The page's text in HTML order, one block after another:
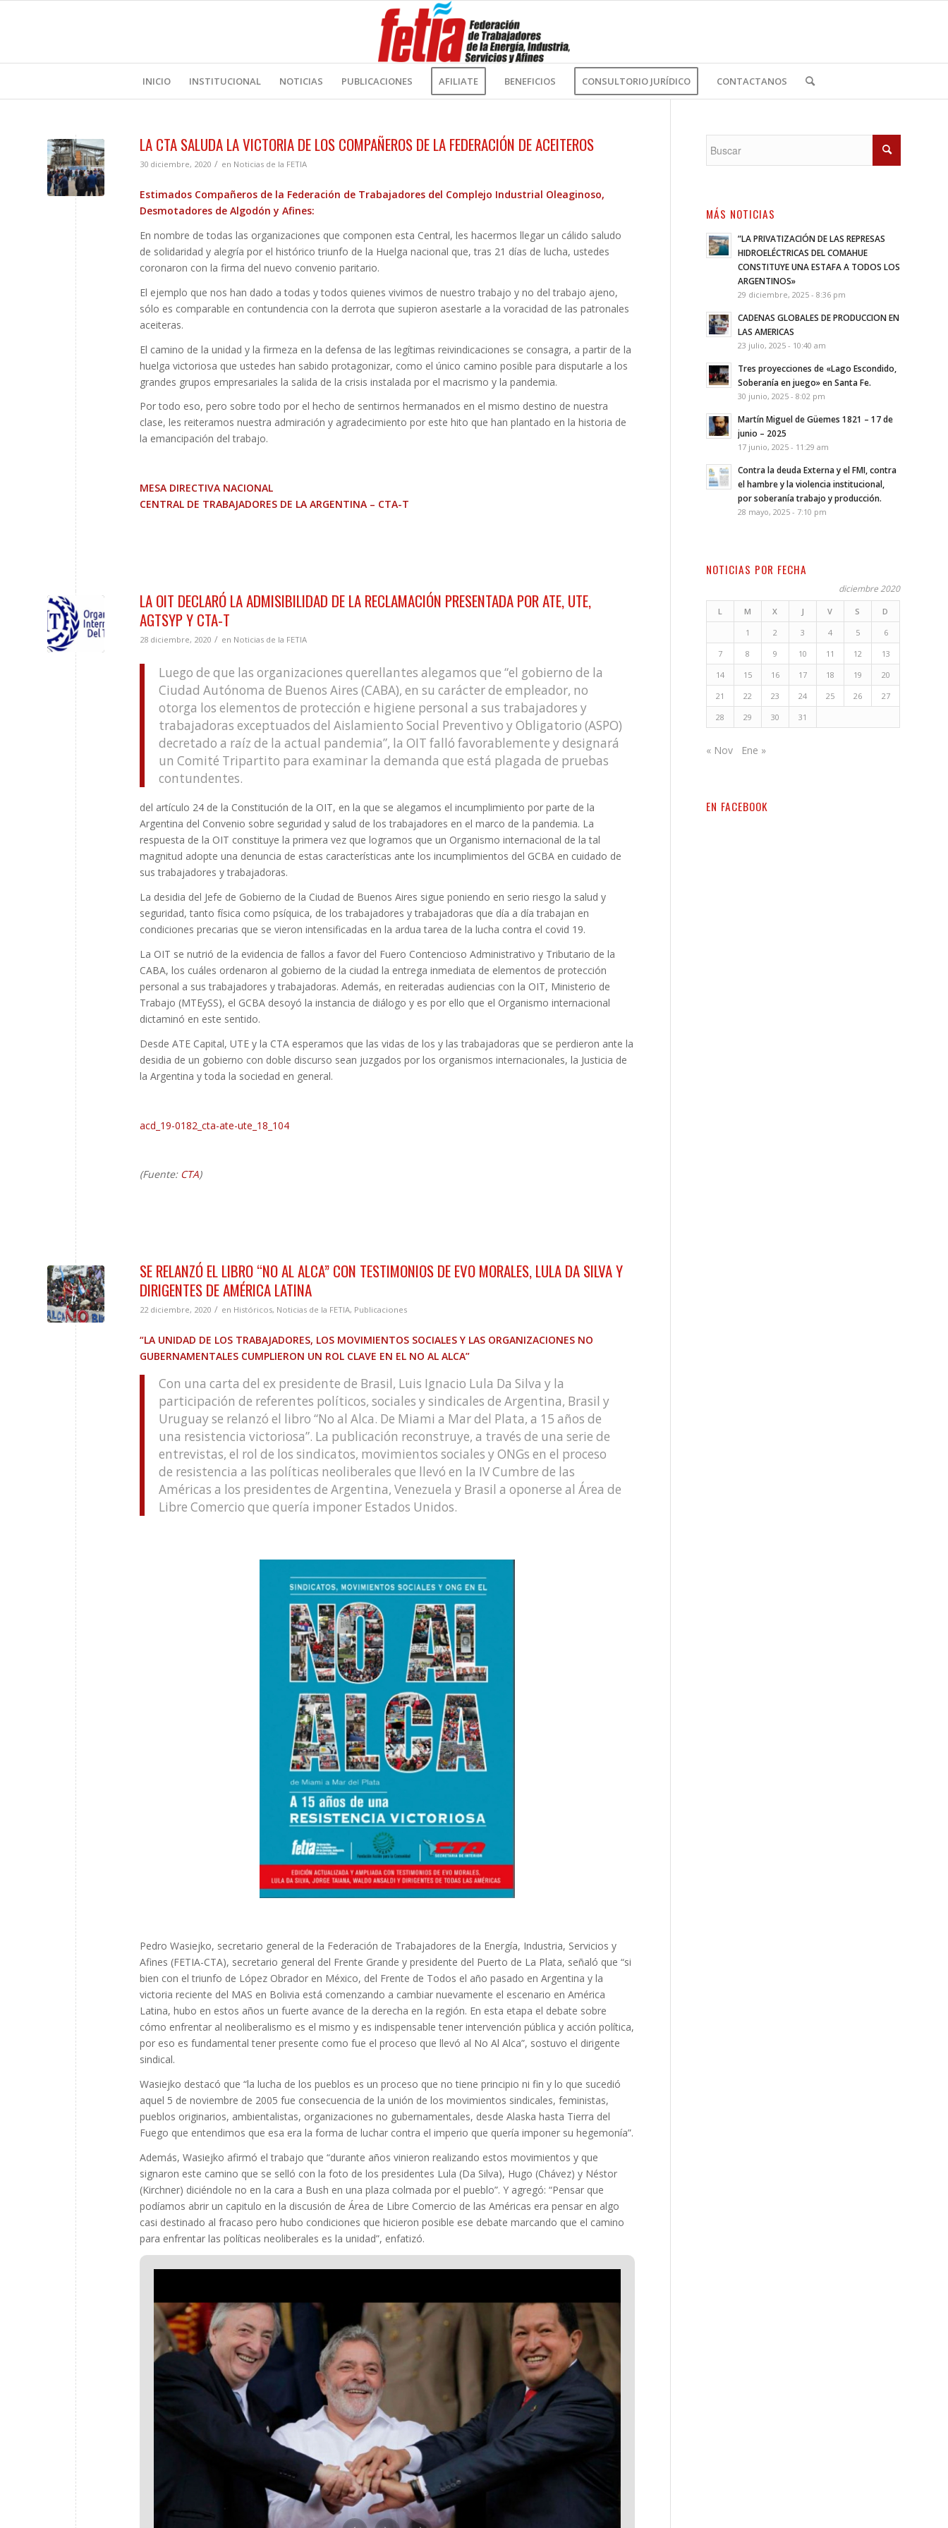
INICIO INSTITUCIONAL NOTICIAS PUBLICACIONES AFILIATE BENEFICIOS CONSULTORIO JURÍDICO CONTACTANOS
LA CTA SALUDA LA VICTORIA DE LOS COMPAÑEROS DE LA FEDERACIÓN DE ACEITEROS
30 diciembre, 2020 / en Noticias de la FETIA
Estimados Compañeros de la Federación de Trabajadores del Complejo Industrial Oleaginoso,
Desmotadores de Algodón y Afines:
En nombre de todas las organizaciones que componen esta Central, les hacermos llegar un cálido saludo
de solidaridad y alegría por el histórico triunfo de la Huelga nacional que, tras 21 días de lucha, ustedes
coronaron con la firma del nuevo convenio paritario.
El ejemplo que nos han dado a todas y todos quienes vivimos de nuestro trabajo y no del trabajo ajeno,
sólo es comparable en contundencia con la derrota que supieron asestarle a la voracidad de las patronales
aceiteras.
El camino de la unidad y la firmeza en la defensa de las legítimas reivindicaciones se consagra, a partir de la
huelga victoriosa que ustedes han sabido protagonizar, como el único camino posible para disputarle a los
grandes grupos empresariales la salida de la crisis instalada por el macrismo y la pandemia.
Por todo eso, pero sobre todo por el hecho de sentirnos hermanados en el mismo destino de nuestra
clase, les reiteramos nuestra admiración y agradecimiento por este hito que han plantado en la historia de
la emancipación del trabajo.
MESA DIRECTIVA NACIONAL
CENTRAL DE TRABAJADORES DE LA ARGENTINA – CTA-T
LA OIT DECLARÓ LA ADMISIBILIDAD DE LA RECLAMACIÓN PRESENTADA POR ATE, UTE,
AGTSYP Y CTA-T
28 diciembre, 2020 / en Noticias de la FETIA
Luego de que las organizaciones querellantes alegamos que “el gobierno de la
Ciudad Autónoma de Buenos Aires (CABA), en su carácter de empleador, no
otorga los elementos de protección e higiene personal a sus trabajadores y
trabajadoras exceptuados del Aislamiento Social Preventivo y Obligatorio (ASPO)
decretado a raíz de la actual pandemia”, la OIT falló favorablemente y designará
un Comité Tripartito para examinar la demanda que está plagada de pruebas
contundentes.
del artículo 24 de la Constitución de la OIT, en la que se alegamos el incumplimiento por parte de la
Argentina del Convenio sobre seguridad y salud de los trabajadores en el marco de la pandemia. La
respuesta de la OIT constituye la primera vez que logramos que un Organismo internacional de la tal
magnitud adopte una denuncia de estas características ante los incumplimientos del GCBA en cuidado de
sus trabajadores y trabajadoras.
La desidia del Jefe de Gobierno de la Ciudad de Buenos Aires sigue poniendo en serio riesgo la salud y
seguridad, tanto física como psíquica, de los trabajadores y trabajadoras que día a día trabajan en
condiciones precarias que se vieron intensificadas en la ardua tarea de la lucha contra el covid 19.
La OIT se nutrió de la evidencia de fallos a favor del Fuero Contencioso Administrativo y Tributario de la
CABA, los cuáles ordenaron al gobierno de la ciudad la entrega inmediata de elementos de protección
personal a sus trabajadores y trabajadoras. Además, en reiteradas audiencias con la OIT, Ministerio de
Trabajo (MTEySS), el GCBA desoyó la instancia de diálogo y es por ello que el Organismo internacional
dictaminó en este sentido.
Desde ATE Capital, UTE y la CTA esperamos que las vidas de los y las trabajadoras que se perdieron ante la
desidia de un gobierno con doble discurso sean juzgados por los organismos internacionales, la Justicia de
la Argentina y toda la sociedad en general.
acd_19-0182_cta-ate-ute_18_104
(Fuente: CTA)
SE RELANZÓ EL LIBRO “NO AL ALCA” CON TESTIMONIOS DE EVO MORALES, LULA DA SILVA Y
DIRIGENTES DE AMÉRICA LATINA
22 diciembre, 2020 / en Históricos, Noticias de la FETIA, Publicaciones
“LA UNIDAD DE LOS TRABAJADORES, LOS MOVIMIENTOS SOCIALES Y LAS ORGANIZACIONES NO
GUBERNAMENTALES CUMPLIERON UN ROL CLAVE EN EL NO AL ALCA”
Con una carta del ex presidente de Brasil, Luis Ignacio Lula Da Silva y la
participación de referentes políticos, sociales y sindicales de Argentina, Brasil y
Uruguay se relanzó el libro “No al Alca. De Miami a Mar del Plata, a 15 años de
una resistencia victoriosa”. La publicación reconstruye, a través de una serie de
entrevistas, el rol de los sindicatos, movimientos sociales y ONGs en el proceso
de resistencia a las políticas neoliberales que llevó en la IV Cumbre de las
Américas a los presidentes de Argentina, Venezuela y Brasil a oponerse al Área de
Libre Comercio que quería imponer Estados Unidos.
Pedro Wasiejko, secretario general de la Federación de Trabajadores de la Energía, Industria, Servicios y
Afines (FETIA-CTA), secretario general del Frente Grande y presidente del Puerto de La Plata, señaló que “si
bien con el triunfo de López Obrador en México, del Frente de Todos el año pasado en Argentina y la
victoria reciente del MAS en Bolivia está comenzando a cambiar nuevamente el escenario en América
Latina, hubo en estos años un fuerte avance de la derecha en la región. En esta etapa el debate sobre
cómo enfrentar al neoliberalismo es el mismo y es indispensable tener intervención pública y acción política,
por eso es fundamental tener presente como fue el proceso que llevó al No Al Alca”, sostuvo el dirigente
sindical.
Wasiejko destacó que “la lucha de los pueblos es un proceso que no tiene principio ni fin y lo que sucedió
aquel 5 de noviembre de 2005 fue consecuencia de la unión de los movimientos sindicales, feministas,
pueblos originarios, ambientalistas, organizaciones no gubernamentales, desde Alaska hasta Tierra del
Fuego que entendimos que esa era la forma de luchar contra el imperio que quería imponer su hegemonía”.
Además, Wasiejko afirmó el trabajo que “durante años vinieron realizando estos movimientos y que
signaron este camino que se selló con la foto de los presidentes Lula (Da Silva), Hugo (Chávez) y Néstor
(Kirchner) diciéndole no en la cara a Bush en una plaza colmada por el pueblo”. Y agregó: “Pensar que
podíamos abrir un capitulo en la discusión de Área de Libre Comercio de las Américas era pensar en algo
casi destinado al fracaso pero hubo condiciones que hicieron posible ese debate marcando que el camino
para enfrentar las políticas neoliberales es la unidad”, enfatizó.
MÁS NOTICIAS
”LA PRIVATIZACIÓN DE LAS REPRESAS
HIDROELÉCTRICAS DEL COMAHUE
CONSTITUYE UNA ESTAFA A TODOS LOS
ARGENTINOS»
29 diciembre, 2025 - 8:36 pm
CADENAS GLOBALES DE PRODUCCION EN
LAS AMERICAS
23 julio, 2025 - 10:40 am
Tres proyecciones de «Lago Escondido,
Soberanía en juego» en Santa Fe.
30 junio, 2025 - 8:02 pm
Martín Miguel de Güemes 1821 – 17 de
junio – 2025
17 junio, 2025 - 11:29 am
Contra la deuda Externa y el FMI, contra
el hambre y la violencia institucional,
por soberanía trabajo y producción.
28 mayo, 2025 - 7:10 pm
NOTICIAS POR FECHA
diciembre 2020
L M X J V S
D
1
2 3 4 5
6
7
8 9 10 11 12
13
14
15 16 17 18 19
20
21
22 23 24 25 26
27
28
29 30 31
« Nov Ene »
EN FACEBOOK